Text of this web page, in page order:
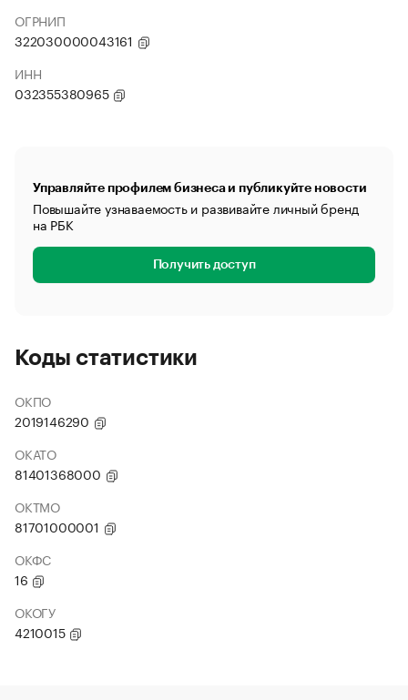
ОГРНИП
322030000043161
ИНН
032355380965
Управляйте профилем бизнеса и публикуйте новости
Повышайте узнаваемость и развивайте личный бренд
на РБК
Получить доступ
Коды статистики
ОКПО
2019146290
ОКАТО
81401368000
ОКТМО
81701000001
ОКФС
16
ОКОГУ
4210015